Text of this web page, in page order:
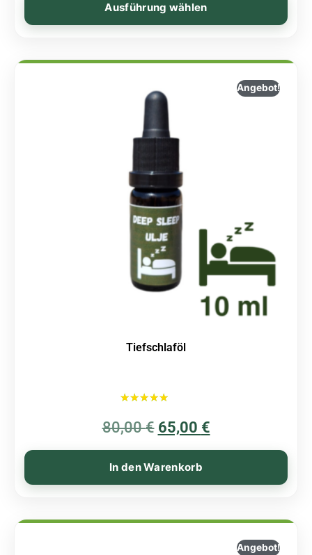
Ausführung wählen
Angebot!
Tiefschlaföl
5.00
von 5
80,00€ 65,00 €
In den Warenkorb
Angebot!